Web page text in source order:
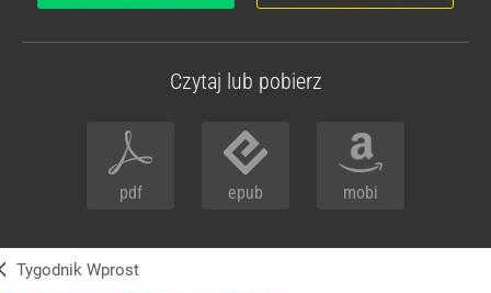
Czytaj lub pobierz
pdf epub mobi
Tygodnik Wprost